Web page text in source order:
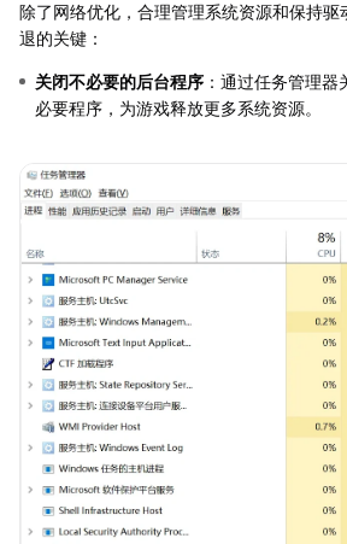
除了网络优化，合理管理系统资源和保持驱
退的关键：
关闭不必要的后台程序 ：通过任务管理
必要程序，为游戏释放更多系统资源。